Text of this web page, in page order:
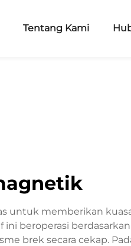
Tentang Kami
untuk memberikan
beroperasi
brek secara cekap.